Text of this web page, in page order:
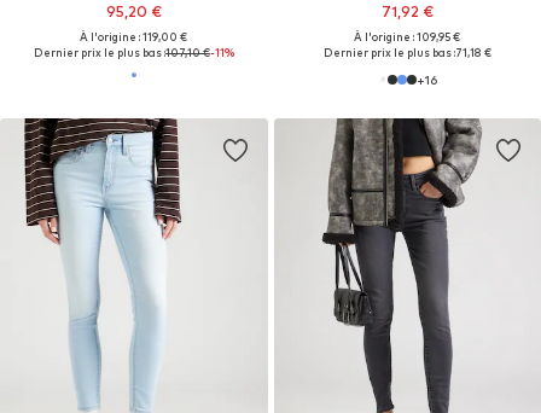
95,20 €
À l'origine : 119,00 €
Dernier prix le plus bas :107,10 €-11%
71,92 €
À l'origine : 109,95 €
Dernier prix le plus bas :71,18 €
+16